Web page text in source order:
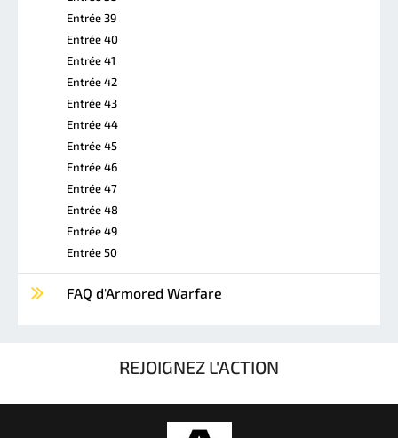
Entrée 39
Entrée 40
Entrée 41
Entrée 42
Entrée 43
Entrée 44
Entrée 45
Entrée 46
Entrée 47
Entrée 48
Entrée 49
Entrée 50
FAQ d'Armored Warfare
REJOIGNEZ L'ACTION